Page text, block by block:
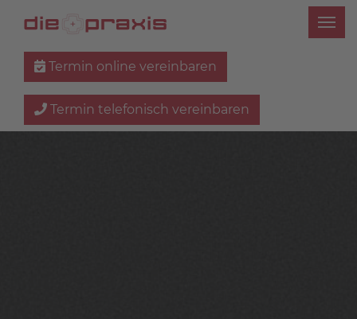
Termin online vereinbaren
Termin telefonisch vereinbaren